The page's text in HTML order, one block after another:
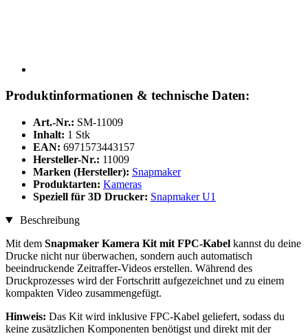
Produktinformationen & technische Daten:
Art.-Nr.: SM-11009
Inhalt: 1 Stk
EAN: 6971573443157
Hersteller-Nr.: 11009
Marken (Hersteller): Snapmaker
Produktarten: Kameras
Speziell für 3D Drucker: Snapmaker U1
Beschreibung
Mit dem Snapmaker Kamera Kit mit FPC-Kabel kannst du deine
Drucke nicht nur überwachen, sondern auch automatisch
beeindruckende Zeitraffer-Videos erstellen. Während des
Druckprozesses wird der Fortschritt aufgezeichnet und zu einem
kompakten Video zusammengefügt.
Hinweis: Das Kit wird inklusive FPC-Kabel geliefert, sodass du
keine zusätzlichen Komponenten benötigst und direkt mit der